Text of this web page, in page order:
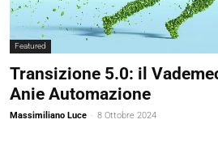
Featured
Transizione 5.0: il
Anie Automazione
Massimiliano Luce - 8 Ottobre 2024